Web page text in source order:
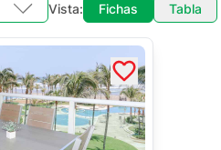
Vista: Fichas Tabla